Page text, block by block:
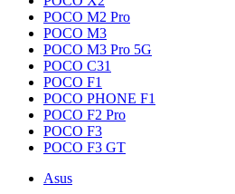
POCO M2 Pro
POCO M3
POCO M3 Pro 5G
POCO C31
POCO F1
POCO PHONE F1
POCO F2 Pro
POCO F3
POCO F3 GT
Asus